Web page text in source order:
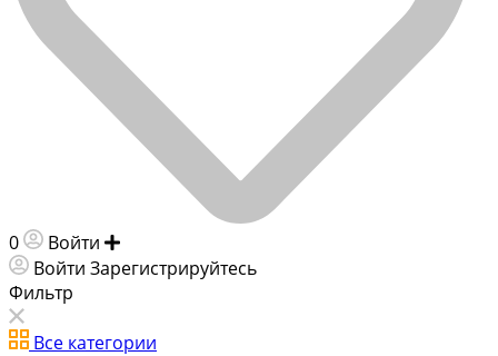
0 Войти
Войти Зарегистрируйтесь
Фильтр
Все категории